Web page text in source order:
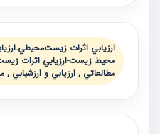
ارزيابي اثرات
محيط زيست-ارزيابي اثرات
مطالعاتي , ارزيابي و ارزشيابي